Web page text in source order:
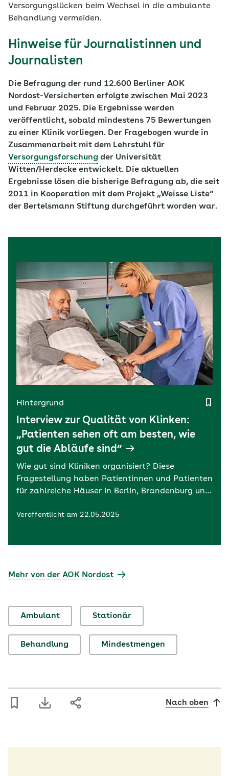
Versorgungslücken beim Wechsel in die ambulante
Behandlung vermeiden.
Hinweise für Journalistinnen und
Journalisten
Die Befragung der rund 12.600 Berliner AOK
Nordost-Versicherten erfolgte zwischen Mai 2023
und Februar 2025. Die Ergebnisse werden
veröffentlicht, sobald mindestens 75 Bewertungen
zu einer Klinik vorliegen. Der Fragebogen wurde in
Zusammenarbeit mit dem Lehrstuhl für
Versorgungsforschung der Universität
Witten/Herdecke entwickelt. Die aktuellen
Ergebnisse lösen die bisherige Befragung ab, die seit
2011 in Kooperation mit dem Projekt „Weisse Liste“
der Bertelsmann Stiftung durchgeführt worden war.
Hintergrund
Interview zur Qualität von Klinken:
„Patienten sehen oft am besten, wie
gut die Abläufe sind“
Wie gut sind Kliniken organisiert? Diese
Fragestellung haben Patientinnen und Patienten
für zahlreiche Häuser in Berlin, Brandenburg und
Ergebnisse sind jetzt im AOK-
Veröffentlicht am 22.05.2025
Mehr von der AOK Nordost
Ambulant Stationär
Behandlung Mindestmengen
Nach oben